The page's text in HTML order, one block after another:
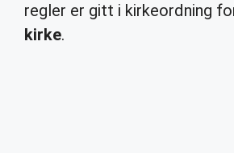
regler er gitt i kirkeordning
kirke.